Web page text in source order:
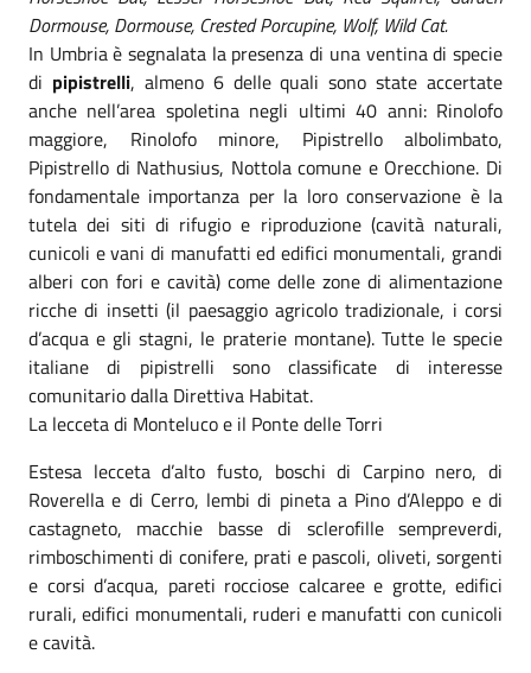
Dormouse, Dormouse, Crested Porcupine, Wolf, Wild Cat.
In Umbria è segnalata la presenza di una ventina di specie
di pipistrelli, almeno 6 delle quali sono state accertate
anche nell’area spoletina negli ultimi 40 anni: Rinolofo
maggiore, Rinolofo minore, Pipistrello albolimbato,
Pipistrello di Nathusius, Nottola comune e Orecchione. Di
fondamentale importanza per la loro conservazione è la
tutela dei siti di rifugio e riproduzione (cavità naturali,
cunicoli e vani di manufatti ed edifici monumentali, grandi
alberi con fori e cavità) come delle zone di alimentazione
ricche di insetti (il paesaggio agricolo tradizionale, i corsi
d’acqua e gli stagni, le praterie montane). Tutte le specie
italiane di pipistrelli sono classificate di interesse
comunitario dalla Direttiva Habitat.
La lecceta di Monteluco e il Ponte delle Torri
Estesa lecceta d’alto fusto, boschi di Carpino nero, di
Roverella e di Cerro, lembi di pineta a Pino d’Aleppo e di
castagneto, macchie basse di sclerofille sempreverdi,
rimboschimenti di conifere, prati e pascoli, oliveti, sorgenti
e corsi d’acqua, pareti rocciose calcaree e grotte, edifici
rurali, edifici monumentali, ruderi e manufatti con cunicoli
e cavità.